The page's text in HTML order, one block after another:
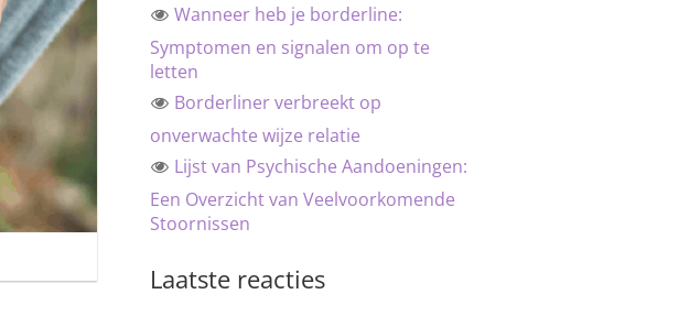
Wanneer heb je borderline:
Symptomen en signalen om op te
letten
Borderliner verbreekt op
onverwachte wijze relatie
Lijst van Psychische Aandoeningen:
Een Overzicht van Veelvoorkomende
Stoornissen
Laatste reacties